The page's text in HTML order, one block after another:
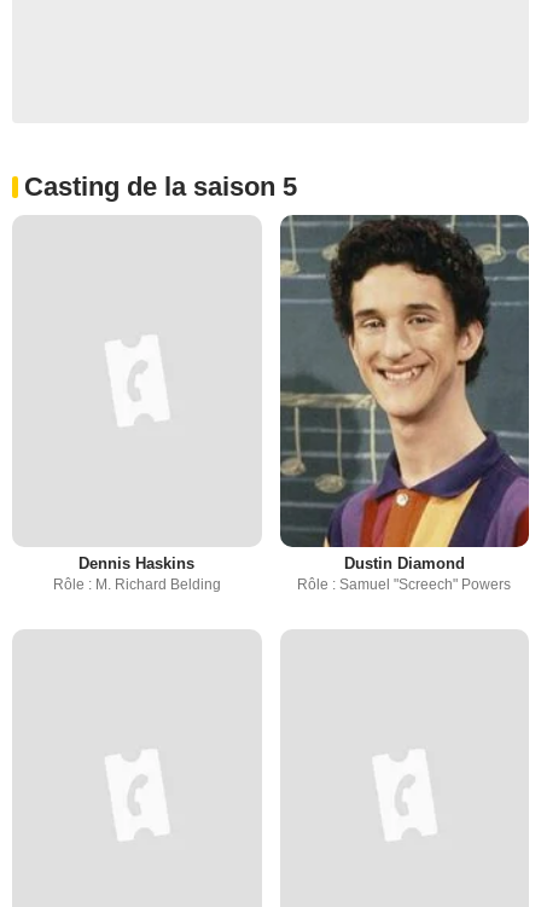
Casting de la saison 5
Dennis Haskins
Rôle : M. Richard Belding
Dustin Diamond
Rôle : Samuel "Screech" Powers